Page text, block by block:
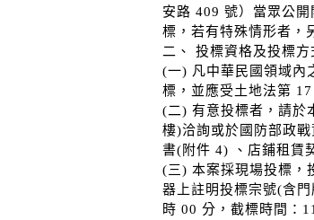
安路 409 號）當眾公
標，若有特殊情形者，
二、 投標資格及投標方
(一) 凡中華民國領域內
標，並應受土地法第
(二) 有意投標者，請於
樓)洽詢或於國防部政
書(附件 4) 、店鋪租賃
(三) 本案採現場投標，
器上註明投標宗號(含
時 00 分，截標時間：